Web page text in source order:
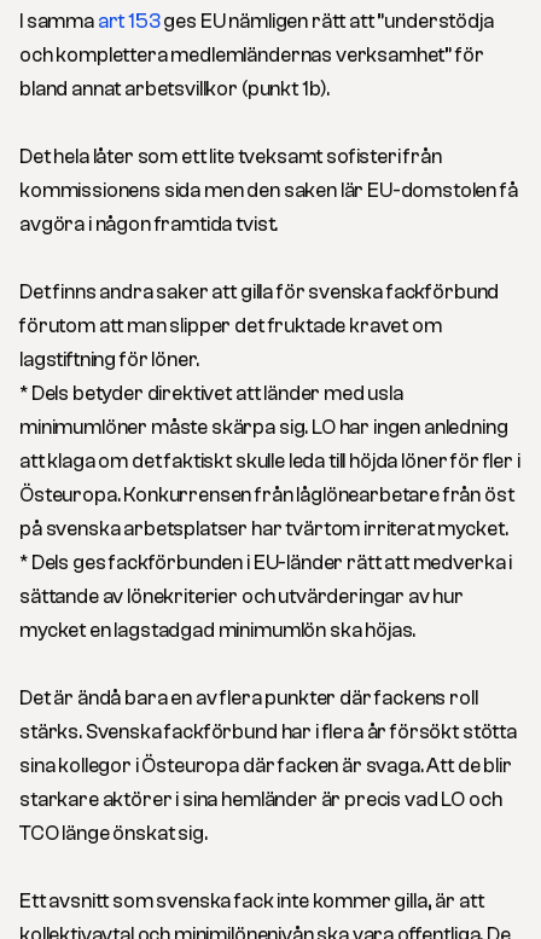
I samma art 153ges EU nämligen rätt att ”understödja
och komplettera medlemländernas verksamhet” för
bland annat arbetsvillkor (punkt 1b).
Det hela låter som ett lite tveksamt sofisteri från
kommissionens sida men den saken lär EU-domstolen få
avgöra i någon framtida tvist.
Det finns andra saker att gilla för svenska fackförbund
förutom att man slipper det fruktade kravet om
lagstiftning för löner.
* Dels betyder direktivet att länder med usla
minimumlöner måste skärpa sig. LO har ingen anledning
att klaga om det faktiskt skulle leda till höjda löner för fler i
Östeuropa. Konkurrensen från låglönearbetare från öst
på svenska arbetsplatser har tvärtom irriterat mycket.
* Dels ges fackförbunden i EU-länder rätt att medverka i
sättande av lönekriterier och utvärderingar av hur
mycket en lagstadgad minimumlön ska höjas.
Det är ändå bara en av flera punkter där fackens roll
stärks. Svenska fackförbund har i flera år försökt stötta
sina kollegor i Östeuropa där facken är svaga. Att de blir
starkare aktörer i sina hemländer är precis vad LO och
TCO länge önskat sig.
Ett avsnitt som svenska fack inte kommer gilla, är att